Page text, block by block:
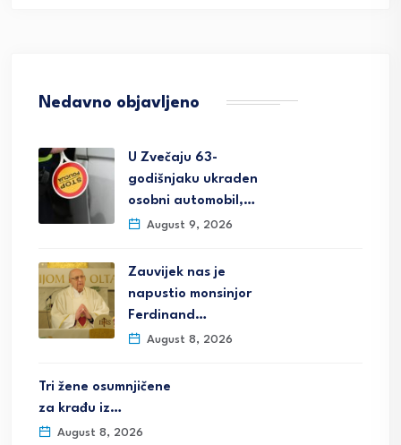
Nedavno objavljeno
U Zvečaju 63-
godišnjaku ukraden
osobni automobil,…
August 9, 2026
Zauvijek nas je
napustio monsinjor
Ferdinand…
August 8, 2026
Tri žene osumnjičene
za krađu iz…
August 8, 2026